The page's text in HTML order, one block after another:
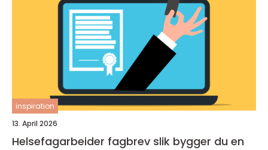
inspiration
13. April 2026
Helsefagarbeider fagbrev slik bygger du en